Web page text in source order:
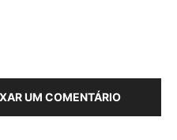
UM COMENTÁRIO